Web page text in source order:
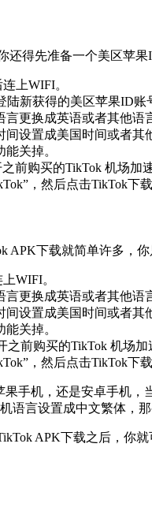
还得先准备一个美区苹
上WIFI。
新获得的美区苹果ID账
更换成英语或者其他语
设置成美国时间或者其
关掉。
前购买的TikTok 机场加
，然后点击TikTok下载
APK下载就简单许多，
WIFI。
更换成英语或者其他语
设置成美国时间或者其
关掉。
之前购买的TikTok 机场
，然后点击TikTok下
果手机，还是安卓手机，
语言设置成中文繁体，
APK下载之后，你